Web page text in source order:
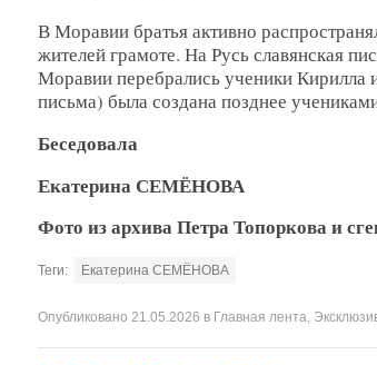
В Моравии братья активно
жителей грамоте. На Русь славянская
Моравии перебрались ученики Кирилла
письма) была создана позднее
Беседовала
Екатерина СЕМЁНОВА
Фото из архива Петра Топоркова и
Теги: Екатерина СЕМЁНОВА
Опубликовано 21.05.2026 в Главная лента,